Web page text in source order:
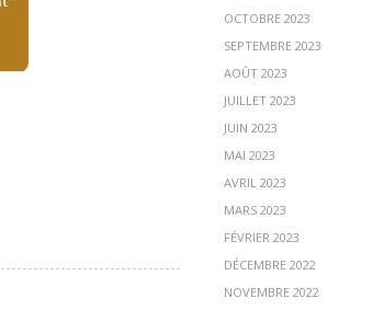
OCTOBRE 2023
SEPTEMBRE 2023
AOÛT 2023
JUILLET 2023
JUIN 2023
MAI 2023
AVRIL 2023
MARS 2023
FÉVRIER 2023
DÉCEMBRE 2022
NOVEMBRE 2022